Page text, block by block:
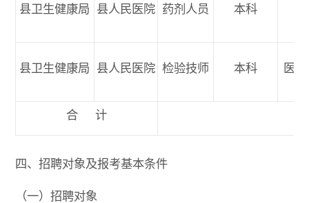
县卫生健康局 县人民医院 药剂人员 本科
县卫生健康局 县人民医院 检验技师 本科 医
合 计
四、招聘对象及报考基本条件
（一）招聘对象